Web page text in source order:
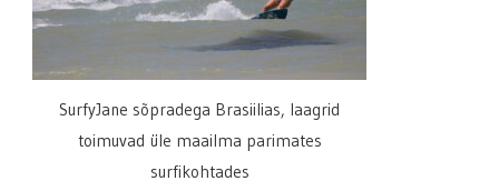
SurfyJane sõpradega Brasiilias, laagrid
toimuvad üle maailma parimates
surfikohtades